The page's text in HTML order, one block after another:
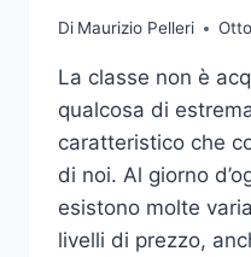
Di Maurizio Pelleri
La classe non è
qualcosa di
caratteristico che
di noi. Al giorno
esistono molte
livelli di prezzo,